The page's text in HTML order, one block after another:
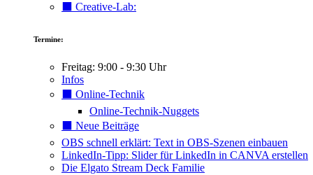
⬛️ Creative-Lab:
Termine:
Freitag: 9:00 - 9:30 Uhr
Infos
⬛️ Online-Technik
Online-Technik-Nuggets
⬛️ Neue Beiträge
OBS schnell erklärt: Text in OBS-Szenen einbauen
LinkedIn-Tipp: Slider für LinkedIn in CANVA erstellen
Die Elgato Stream Deck Familie